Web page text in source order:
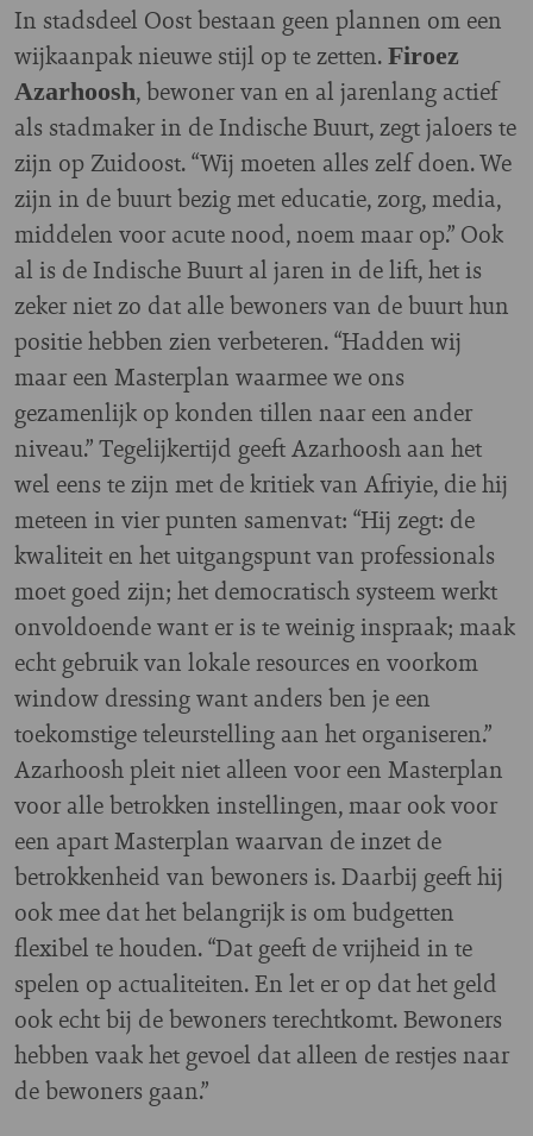
In stadsdeel Oost bestaan geen plannen om een
wijkaanpak nieuwe stijl op te zetten. Firoez
Azarhoosh, bewoner van en al jarenlang actief
als stadmaker in de Indische Buurt, zegt jaloers te
zijn op Zuidoost. “Wij moeten alles zelf doen. We
zijn in de buurt bezig met educatie, zorg, media,
middelen voor acute nood, noem maar op.” Ook
al is de Indische Buurt al jaren in de lift, het is
zeker niet zo dat alle bewoners van de buurt hun
positie hebben zien verbeteren. “Hadden wij
maar een Masterplan waarmee we ons
gezamenlijk op konden tillen naar een ander
niveau.” Tegelijkertijd geeft Azarhoosh aan het
wel eens te zijn met de kritiek van Afriyie, die hij
meteen in vier punten samenvat: “Hij zegt: de
kwaliteit en het uitgangspunt van professionals
moet goed zijn; het democratisch systeem werkt
onvoldoende want er is te weinig inspraak; maak
echt gebruik van lokale resources en voorkom
window dressing want anders ben je een
toekomstige teleurstelling aan het organiseren.”
Azarhoosh pleit niet alleen voor een Masterplan
voor alle betrokken instellingen, maar ook voor
een apart Masterplan waarvan de inzet de
betrokkenheid van bewoners is. Daarbij geeft hij
ook mee dat het belangrijk is om budgetten
flexibel te houden. “Dat geeft de vrijheid in te
spelen op actualiteiten. En let er op dat het geld
ook echt bij de bewoners terechtkomt. Bewoners
hebben vaak het gevoel dat alleen de restjes naar
de bewoners gaan.”